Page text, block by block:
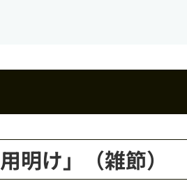
明け」（雑節）